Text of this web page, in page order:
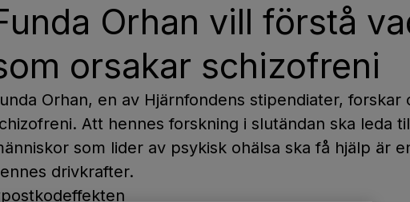
Orhan vill förstå
orsakar schizofreni
Orhan, en av Hjärnfondens stipendiater, forskar
Att hennes forskning i slutändan ska leda
som lider av psykisk ohälsa ska få hjälp är
drivkrafter.